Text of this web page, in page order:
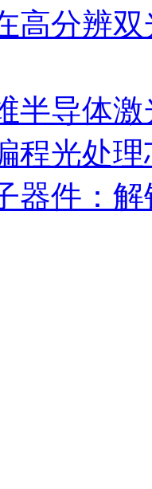
高分辨
半导体
程光处
器件：